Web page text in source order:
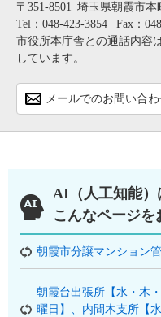
〒351-8501 埼玉県朝霞市本
Tel：048-423-3854
Fax：
市役所本庁舎との通話内容
しています。
メールでのお問い合
AI（人工知能）
こんなページ
朝霞市分譲マンション
朝霞台出張所【水・木
曜日】、内間木支所【